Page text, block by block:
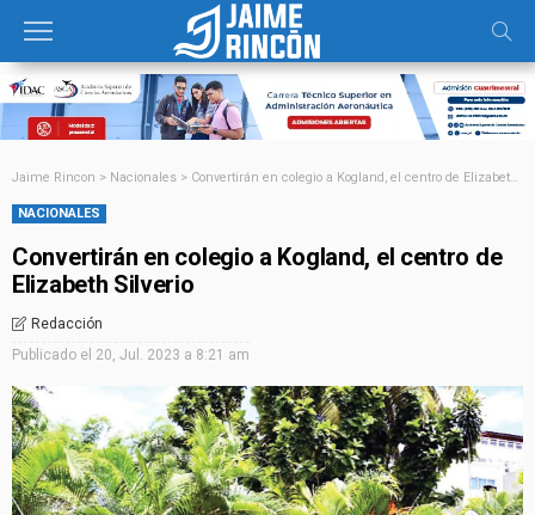
Jaime Rincon > Nacionales > Convertirán en colegio a Kogland, el centro de Elizabeth Silverio
NACIONALES
Convertirán en colegio a Kogland, el centro de
Elizabeth Silverio
Redacción
Publicado el 20, Jul. 2023 a 8:21 am